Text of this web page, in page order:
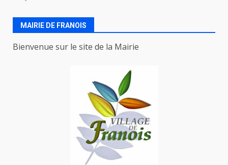
MAIRIE DE FRANOIS
Bienvenue sur le site de la Mairie